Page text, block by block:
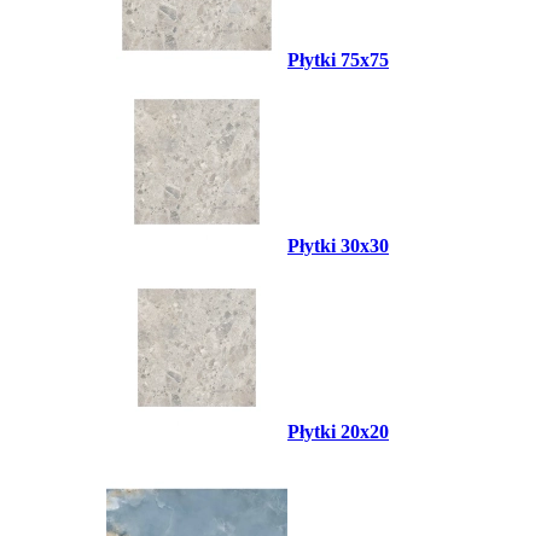
Płytki 75x75
Płytki 30x30
Płytki 20x20